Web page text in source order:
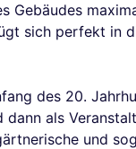
Gebäudes
sich perfekt in
des 20.
als
und